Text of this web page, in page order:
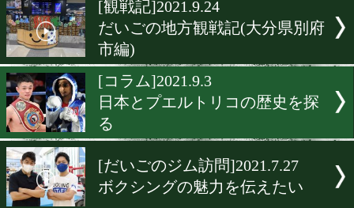
2021年9月のニュース
▶ 新着 KO KiNG
[観戦記]2021.9.24
だいごの地方観戦記(大分
[コラム]2021.9.3
日本とプエルトリコの歴史